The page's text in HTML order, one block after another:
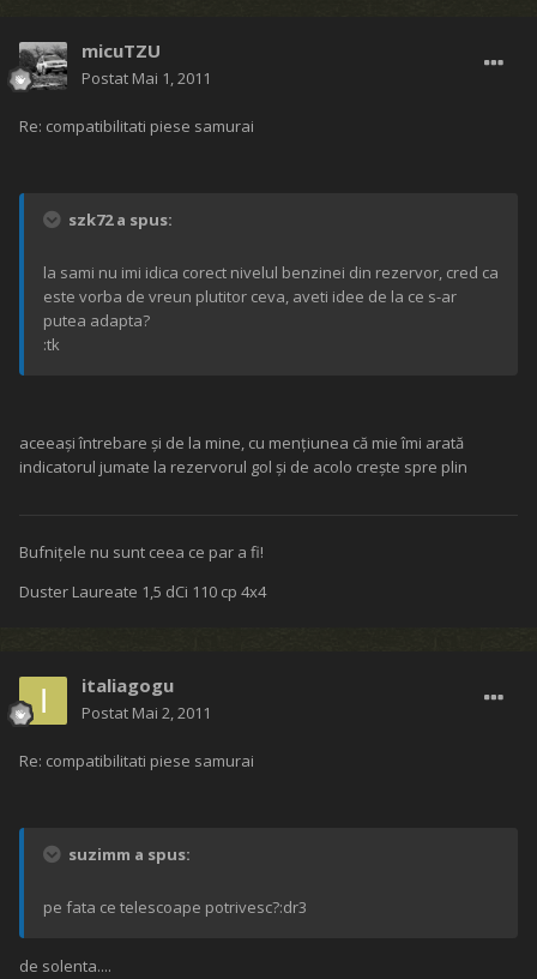
micuTZU
Postat Mai 1, 2011
Re: compatibilitati piese samurai
szk72 a spus:
la sami nu imi idica corect nivelul benzinei din rezervor, cred ca
este vorba de vreun plutitor ceva, aveti idee de la ce s-ar
putea adapta?
:tk
aceeași întrebare și de la mine, cu mențiunea că mie îmi arată
indicatorul jumate la rezervorul gol și de acolo crește spre plin
Bufnițele nu sunt ceea ce par a fi!
Duster Laureate 1,5 dCi 110 cp 4x4
italiagogu
Postat Mai 2, 2011
Re: compatibilitati piese samurai
suzimm a spus:
pe fata ce telescoape potrivesc?:dr3
de solenta....